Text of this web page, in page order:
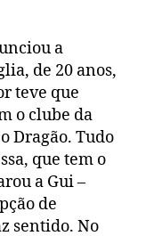
a
de 20 anos,
teve que
o clube da
Dragão. Tudo
que tem o
a Gui –
de
sentido. No